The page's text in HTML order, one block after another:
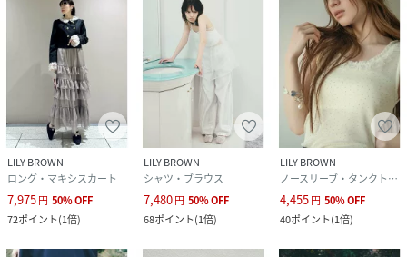
LILY BROWN
ロング・マキシスカート
7,975円 50%OFF
72ポイント(1倍)
LILY BROWN
シャツ・ブラウス
7,480円 50%OFF
68ポイント(1倍)
LILY BROWN
ノースリーブ・タンクトップ
4,455円 50%OFF
40ポイント(1倍)